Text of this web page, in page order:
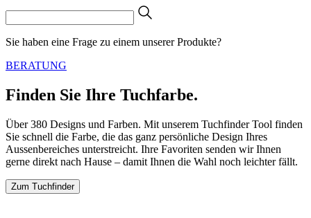
Sie haben eine Frage zu einem unserer Produkte?
BERATUNG
Finden Sie Ihre Tuchfarbe.
Über 380 Designs und Farben. Mit unserem Tuchfinder Tool finden
Sie schnell die Farbe, die das ganz persönliche Design Ihres
Aussenbereiches unterstreicht. Ihre Favoriten senden wir Ihnen
gerne direkt nach Hause – damit Ihnen die Wahl noch leichter fällt.
Zum Tuchfinder